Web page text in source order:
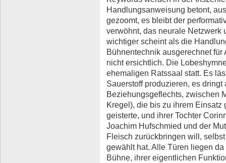
Handlungsanweisung betont,
gezoomt, es bleibt der
verwöhnt, das neurale Netzwerk
wichtiger scheint als die
Bühnentechnik ausgerechnet
nicht ersichtlich. Die
ehemaligen Ratssaal statt. Es
Sauerstoff produzieren, es
Beziehungsgeflechts, zwischen
Kregel), die bis zu ihrem
geisterte, und ihrer Tochter
Joachim Hufschmied und der
Fleisch zurückbringen will,
gewählt hat. Alle Türen liegen
Bühne, ihrer eigentlichen